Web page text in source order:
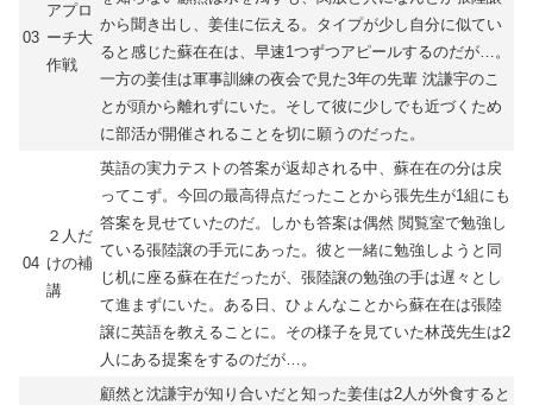
03
アプロ
ーチ大
作戦
から聞き出し、姜佳に伝える。タイプが少し自分に似てい
ると感じた蘇在在は、早速1つずつアピールするのだが…。
一方の姜佳は軍事訓練の夜会で見た3年の先輩 沈謙宇のこ
とが頭から離れずにいた。そして彼に少しでも近づくため
に部活が開催されることを切に願うのだった。
04
２人だ
けの補
講
英語の実力テストの答案が返却される中、蘇在在の分は戻
ってこず。今回の最高得点だったことから張先生が1組にも
答案を見せていたのだ。しかも答案は偶然 閲覧室で勉強し
ている張陸譲の手元にあった。彼と一緒に勉強しようと同
じ机に座る蘇在在だったが、張陸譲の勉強の手は遅々とし
て進まずにいた。ある日、ひょんなことから蘇在在は張陸
譲に英語を教えることに。その様子を見ていた林茂先生は2
人にある提案をするのだが…。
顧然と沈謙宇が知り合いだと知った姜佳は2人が外食すると